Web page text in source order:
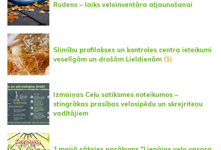
Rudens – laiks veloinventāra atjaunošanai
Slimību profilakses un kontroles centra ieteikumi
veselīgām un drošām Lieldienām (1)
Izmaiņas Ceļu satiksmes noteikumos –
stingrākas prasības velosipēdu un skrejriteņu
vadītājiem